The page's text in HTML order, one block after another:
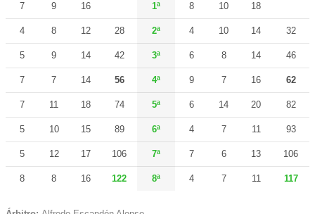
7 9 16 1ª 8 10 18
4 8 12 28 2ª 4 10 14 32
5 9 14 42 3ª 6 8 14 46
7 7 14 56 4ª 9 7 16 62
7 11 18 74 5ª 6 14 20 82
5 10 15 89 6ª 4 7 11 93
5 12 17 106 7ª 7 6 13 106
8 8 16 122 8ª 4 7 11 117